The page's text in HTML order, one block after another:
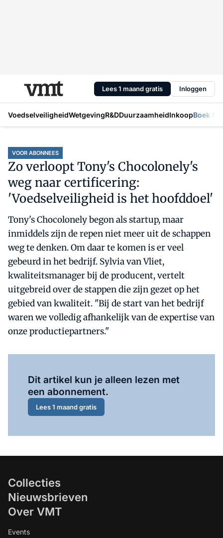
Lees 1 maand gratis Inloggen
VoedselveiligheidWetgevingR&DDuurzaamheidInkoopBoek
VOOR ABONNEES
Zo verloopt Tony's Chocolonely's
weg naar certificering:
'Voedselveiligheid is het hoofddoel'
Tony's Chocolonely begon als startup, maar
inmiddels zijn de repen niet meer uit de schappen
weg te denken. Om daar te komen is er veel
gebeurd in het bedrijf. Sylvia van Vliet,
kwaliteitsmanager bij de producent, vertelt
uitgebreid over de stappen die zijn gezet op het
gebied van kwaliteit. "Bij de start van het bedrijf
waren we volledig afhankelijk van de expertise van
onze productiepartners."
Dit artikel kun je alleen lezen met
een abonnement.
Lees 1 maand gratis
Collecties
Nieuwsbrieven
Over VMT
Events